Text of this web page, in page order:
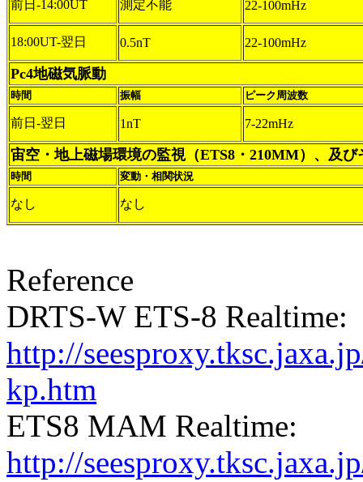
前日-14:00UT 測定不能 22-100mHz
18:00UT-翌日 0.5nT 22-100mHz
Pc4地磁気脈動
時間 振幅 ピーク周波数
前日-翌日 1nT 7-22mHz
宙空・地上磁場環境の監視（ETS8・210MM）、及び
時間 変動・相関状況
なし なし
Reference
DRTS-W ETS-8 Realtime:
http://
kp.htm
ETS8 MAM Realtime:
http://